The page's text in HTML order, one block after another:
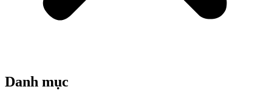
Danh mục